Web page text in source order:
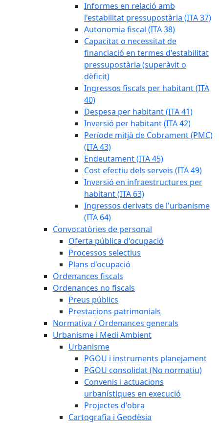
Informes en relació amb
l'estabilitat pressupostària (ITA 37)
Autonomia fiscal (ITA 38)
Capacitat o necessitat de
financiació en termes d'estabilitat
pressupostària (superàvit o
dèficit)
Ingressos fiscals per habitant (ITA
40)
Despesa per habitant (ITA 41)
Inversió per habitant (ITA 42)
Període mitjà de Cobrament (PMC)
(ITA 43)
Endeutament (ITA 45)
Cost efectiu dels serveis (ITA 49)
Inversió en infraestructures per
habitant (ITA 63)
Ingressos derivats de l'urbanisme
(ITA 64)
Convocatòries de personal
Oferta pública d'ocupació
Processos selectius
Plans d'ocupació
Ordenances fiscals
Ordenances no fiscals
Preus públics
Prestacions patrimonials
Normativa / Ordenances generals
Urbanisme i Medi Ambient
Urbanisme
PGOU i instruments planejament
PGOU consolidat (No normatiu)
Convenis i actuacions
urbanístiques en execució
Projectes d'obra
Cartografia i Geodèsia